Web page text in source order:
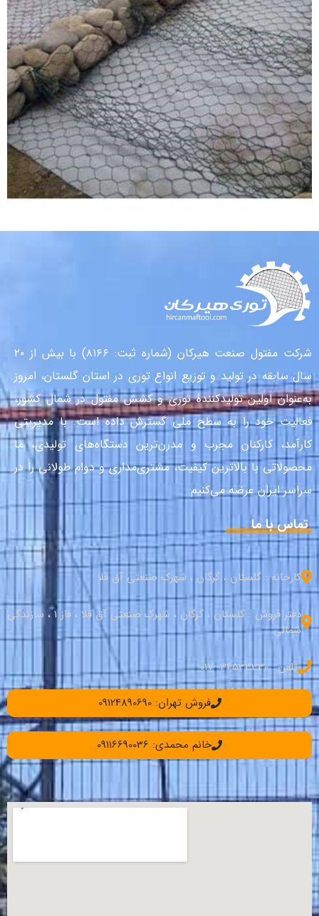
شرکت مفتول صنعت هیرکان (شماره ثبت: ۸۱۶۶) با بیش از ۲۰
سال سابقه در تولید و توزیع انواع توری در استان گلستان، امروز
به‌عنوان اولین تولیدکنندهٔ توری و کشش مفتول در شمال کشور،
فعالیت خود را به سطح ملی گسترش داده است. با مدیریتی
کارآمد، کارکنان مجرب و مدرن‌ترین دستگاه‌های تولیدی، ما
محصولاتی با بالاترین کیفیت، مشتری‌مداری و دوام طولانی را در
سراسر ایران عرضه می‌کنیم.
تماس با ما
کارخانه : گلستان ، گرگان ، شهرک صنعتی آق قلا
دفتر فروش : گلستان ، گرگان ، شهرک صنعتی آق قلا ، فاز 1 ، سازندگی
شمالی
تلفن : 34533330–017
فروش تهران: 09124890690
خانم محمدی: 09116690036